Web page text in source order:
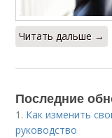
Читать дальше →
Последние
1. Как изменить
руководство